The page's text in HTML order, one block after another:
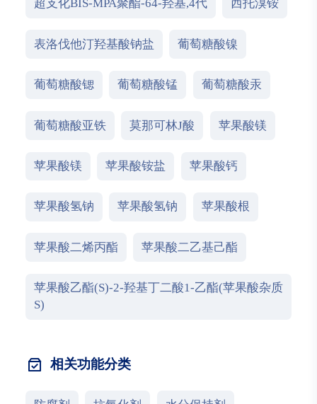
超支化BIS-MPA聚酯-64-羟基,4代 西托溴铵
表洛伐他汀羟基酸钠盐 葡萄糖酸镍
葡萄糖酸锶 葡萄糖酸锰 葡萄糖酸汞
葡萄糖酸亚铁 莫那可林J酸 苹果酸镁
苹果酸镁 苹果酸铵盐 苹果酸钙
苹果酸氢钠 苹果酸氢钠 苹果酸根
苹果酸二烯丙酯 苹果酸二乙基己酯
苹果酸乙酯(S)-2-羟基丁二酸1-乙酯(苹果酸杂质
S)
相关功能分类